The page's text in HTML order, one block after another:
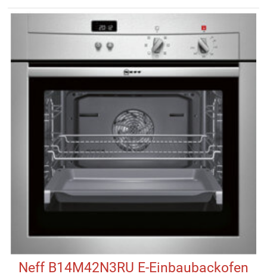
Neff B14M42N3RU E-Einbaubackofen